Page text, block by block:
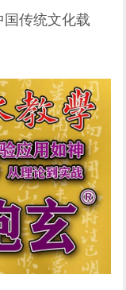
国传统文化载